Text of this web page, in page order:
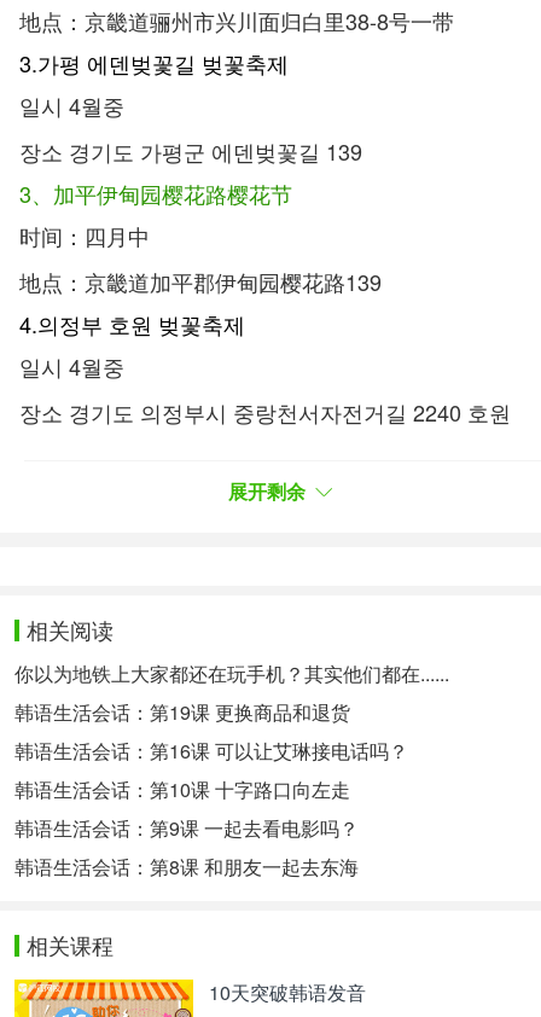
地点：京畿道骊州市兴川面归白里38-8号一带
3.가평 에덴벚꽃길 벚꽃축제
일시 4월중
장소 경기도 가평군 에덴벚꽃길 139
3、加平伊甸园樱花路樱花节
时间：四月中
地点：京畿道加平郡伊甸园樱花路139
4.의정부 호원 벚꽃축제
일시 4월중
장소 경기도 의정부시 중랑천서자전거길 2240 호원
院洞樱花路
5.경기도 군포 철쭉축제
일시 4월말경 예상
장소 군포시 번영로 407
콘서트,노차로드도 있었기에 재밌었을것 같습니다.
철쭉동산, 철쭉공원, 노차로드 : 4호선 수리산역 3번
출구 도보로 3분
로 20분
5、京畿道军浦杜鹃花节
展开剩余
相关阅读
你以为地铁上大家都还在玩手机？其实他们都在......
韩语生活会话：第19课 更换商品和退货
韩语生活会话：第16课 可以让艾琳接电话吗？
韩语生活会话：第10课 十字路口向左走
韩语生活会话：第9课 一起去看电影吗？
韩语生活会话：第8课 和朋友一起去东海
相关课程
10天突破韩语发音